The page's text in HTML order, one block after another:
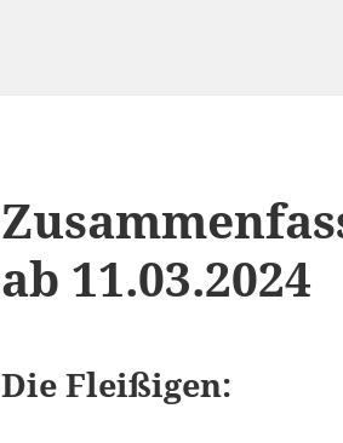
ab 11.03.2024
Die Fleißigen: